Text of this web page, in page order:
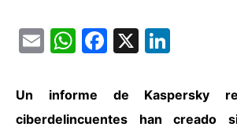
EmailWhatsApp
Facebook
X
Un informe de Kaspersky
ciberdelincuentes han creado